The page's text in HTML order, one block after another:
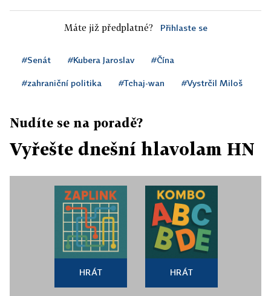
Máte již předplatné? Přihlaste se
#Senát #Kubera Jaroslav #Čína
#zahraniční politika #Tchaj-wan #Vystrčil Miloš
Nudíte se na poradě?
Vyřešte dnešní hlavolam HN
HRÁT HRÁT